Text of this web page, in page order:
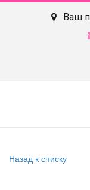
Ваш
Назад к списку